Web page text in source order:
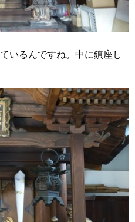
いるんですね。中に鎮座し